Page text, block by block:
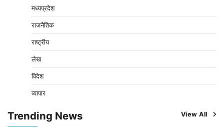
मध्यप्रदेश
राजनैतिक
राष्ट्रीय
लेख
विदेश
व्यापार
Trending News View All
Pavan Jat August 8, 2026 0
पचमढ़ी में ‘मध्य प्रदेश की अमरनाथ यात्रा’ नागद्वारी का शुभारंभ
पहुंचने का अनुमान
Pavan Jat August 8, 2026 0
विशेष प्रवर्तन अभियान में नर्मदापुरम पुलिस की लगातार सख्ती
1 Pavan Jat